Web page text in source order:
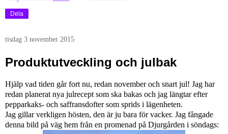
Dela
tisdag 3 november 2015
Produktutveckling och julbak
Hjälp vad tiden går fort nu, redan november och snart jul! Jag har
redan planerat nya julrecept som ska bakas och jag längtar efter
pepparkaks- och saffransdofter som sprids i lägenheten.
Jag gillar verkligen hösten, den är ju bara för vacker. Jag fångade
denna bild på väg hem från en promenad på Djurgården i söndags: